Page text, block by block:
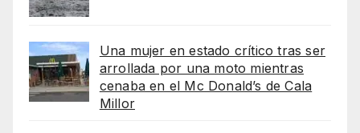
Una mujer en estado crítico tras ser
arrollada por una moto mientras
cenaba en el Mc Donald’s de Cala
Millor